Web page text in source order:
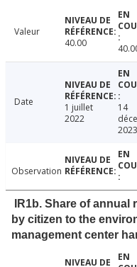
Valeur
40.00
Date
1 juillet
2022
14
2023
Observation
IR1b. Share of
by citizen to the
management center